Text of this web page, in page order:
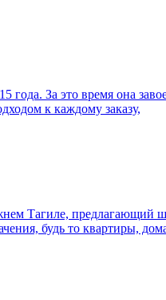
За это время она
к каждому заказу,
Тагиле, предлагающий
будь то квартиры,